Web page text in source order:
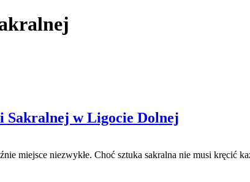
Sakralnej w Ligocie Dolnej
miejsce niezwykłe. Choć sztuka sakralna nie musi kręcić